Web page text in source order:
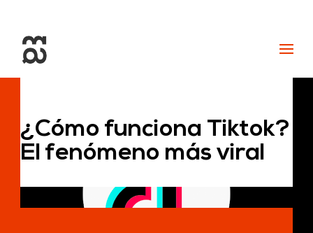
¿Cómo funciona Tiktok?
El fenómeno más viral